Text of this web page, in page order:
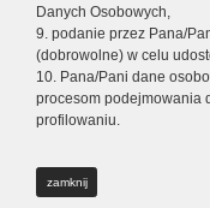
Danych Osobowych,
9. podanie przez Pana/
(dobrowolne) w celu
10. Pana/Pani dane
procesom podejmowania
profilowaniu.
zamknij